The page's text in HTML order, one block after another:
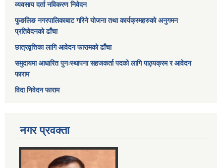
व्यवसाय दर्ता नविकरण निवेदन
फुङलिङ नगरपालिकाबाट गरिने योजना तथा कार्यक्रमहरुको अनुगमन
प्रतिवेदनको ढाँचा
छात्रवृत्तिका लागि आवेदन फारामको ढाँचा
समुदायमा आधारित पुनःस्थापना सहजकर्ता पदको लागि पाठ्यक्रम र आवेदन
फाराम
विदा निवेदन फाराम
नगर प्रवक्ता